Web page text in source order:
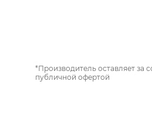
*Производитель оставляет за
публичной офертой